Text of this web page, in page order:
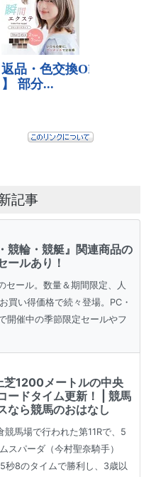
記事
競輪・競艇』関連商品の
ールあり！
セール。数量＆期間限定、人
買い得価格で続々登場。PC・
開催中の季節限定セールやフ
芝1200メートルの中央
ードタイム更新！ | 競馬
なら競馬のおはなし
競馬場で行われた第11Rで、5
スパーダ（今村聖奈騎手）
秒8のタイムで勝利し、3歳以